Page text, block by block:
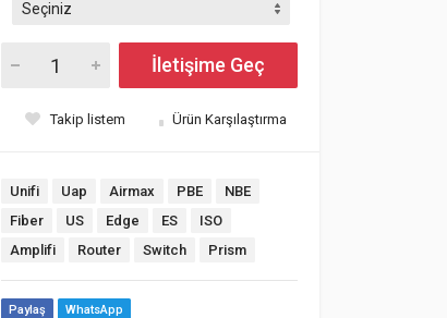
İletişime Geç
Takip listem Ürün Karşılaştırma
Unifi Uap Airmax PBE
NBE
Fiber
US Edge ES
ISO
Amplifi
Router Switch Prism
Paylaş WhatsApp